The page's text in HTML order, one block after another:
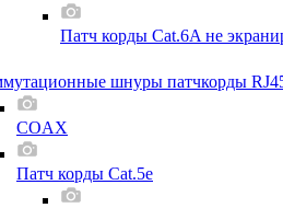
Патч корды Cat.6A не
шнуры патчкорды
COAX
Патч корды Cat.5e